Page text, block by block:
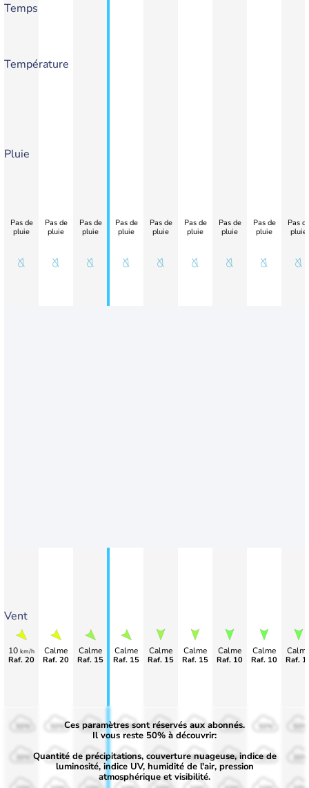
Temps
Température
Pluie
Vent
Pas de
pluie
10 km/h
Raf. 20
Pas de
pluie
Calme
Raf. 20
Pas de
pluie
Calme
Raf. 15
Pas de
pluie
Calme
Raf. 15
Pas de
pluie
Calme
Raf. 15
Pas de
pluie
Calme
Raf. 15
Pas de
pluie
Calme
Raf. 10
Pas de
pluie
Calme
Raf. 10
Pas
pluie
Raf.
50%
30%
50%
30%
50%
30%
50%
30%
50%
30%
50%
30%
50%
30%
Ces paramètres sont réservés aux abonnés.
Il vous reste 50% à découvrir:
Quantité de précipitations, couverture nuageuse, indice de
luminosité, indice UV, humidité de l'air, pression
atmosphérique et visibilité.